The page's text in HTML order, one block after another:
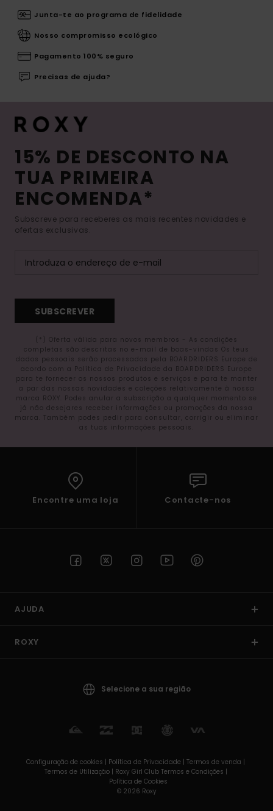
Junta-te ao programa de fidelidade
Nosso compromisso ecológico
Pagamento 100% seguro
Precisas de ajuda?
15% DE DESCONTO NA
TUA PRIMEIRA
ENCOMENDA*
Subscreve para receberes as mais recentes novidades e
ofertas exclusivas.
SUBSCREVER
(*) Oferta válida para novos membros - As condições
completas são descritas no e-mail de boas-vindas Os teus
dados pessoais serão processados pela BOARDRIDERS Europe de
acordo com a Política de Privacidade da BOARDRIDERS Europe
para te fornecer os nossos produtos e serviços e para te manter
a par das nossas novidades e coleções relativamente à nossa
marca ROXY. Podes anular a subscrição a qualquer momento se
já não desejares receber informações ou promoções da nossa
marca. Também podes pedir para consultar, corrigir ou eliminar
as tuas informações pessoais.
Encontre uma loja Contacte-nos
AJUDA
ROXY
Selecione a sua região
Configuração de cookies | Política de Privacidade | Termos de venda |
Termos de Utilizaçâo | Roxy Girl Club Termos e Condições |
Política de Cookies
© 2026 Roxy